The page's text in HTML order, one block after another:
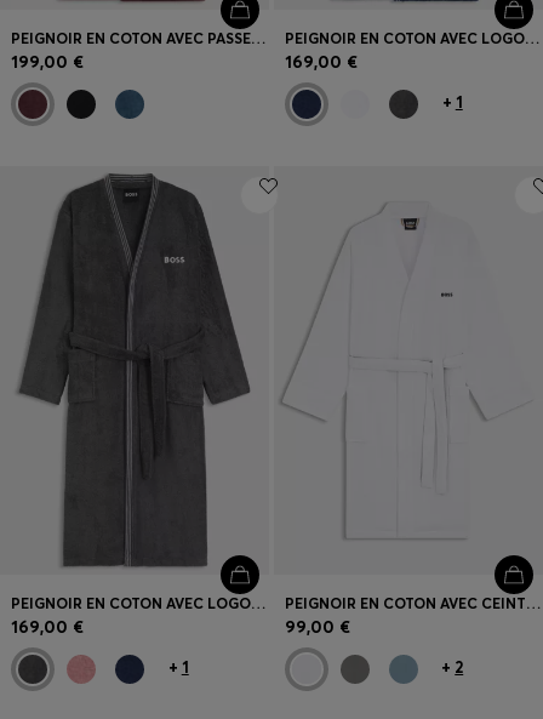
PEIGNOIR EN COTON AVEC PASSEPOIL ET LOGO BRODÉ
199,00 €
PEIGNOIR EN COTON AVEC LOGO BRODÉ
169,00 €
+ 1
PEIGNOIR EN COTON AVEC LOGO BRODÉ
169,00 €
+ 1
PEIGNOIR EN COTON AVEC CEINTURE À RAYURES EMBLÉMATIQUES
99,00 €
+ 2